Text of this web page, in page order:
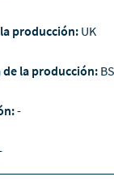
la producción:UK
la producción:
-